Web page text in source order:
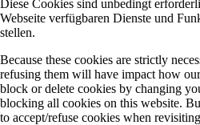
Diese Cookies sind unbedingt
Webseite verfügbaren Dienste und
stellen.
Because these cookies are strictly
refusing them will have impact how
block or delete cookies by changing
blocking all cookies on this website.
to accept/refuse cookies when